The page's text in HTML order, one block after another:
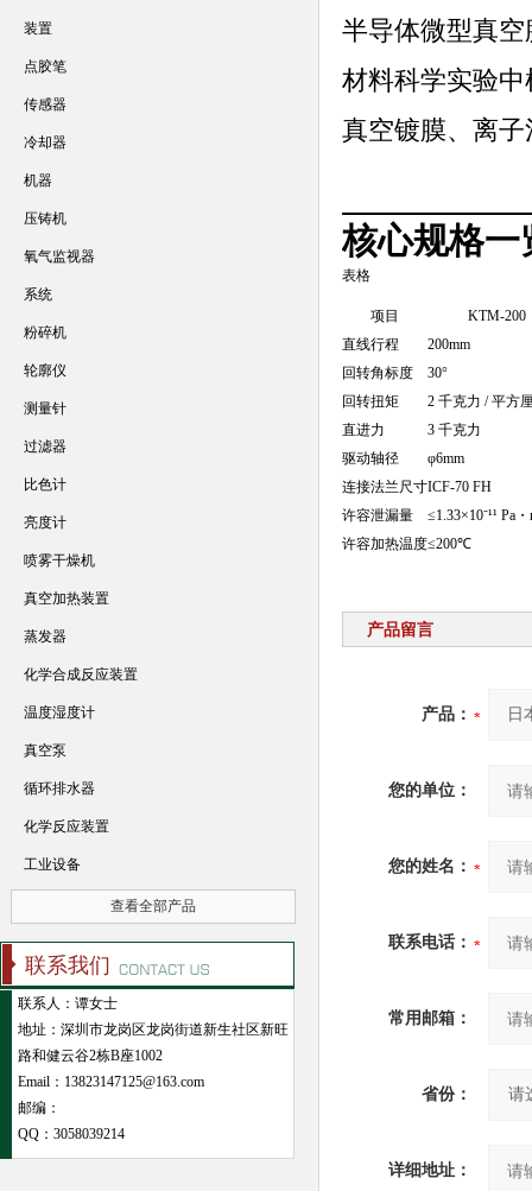
半导体微型真
材料科学实验
真空镀膜、离
核心规格一
表格
项目
KTM-200
直线行程
200mm
回转角标度
30°
回转扭矩
2 千克力 / 平方
直进力
3 千克力
驱动轴径
φ6mm
连接法兰尺寸ICF-70 FH
许容泄漏量
≤1.33×10⁻¹¹ Pa
许容加热温度≤200℃
产品留言
产品：
您的单位：
您的姓名：
联系电话：
常用邮箱：
省份：
详细地址：
装置
点胶笔
传感器
冷却器
机器
压铸机
氧气监视器
系统
粉碎机
轮廓仪
测量针
过滤器
比色计
亮度计
喷雾干燥机
真空加热装置
蒸发器
化学合成反应装置
温度湿度计
真空泵
循环排水器
化学反应装置
工业设备
查看全部产品
联系我们
联系人：谭女士
地址：深圳市龙岗区龙岗街道新生社区新旺
路和健云谷2栋B座1002
Email：13823147125@163.com
邮编：
QQ： 3058039214